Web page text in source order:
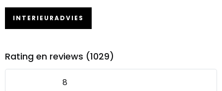
INTERIEURADVIES
Rating en reviews (1029)
8